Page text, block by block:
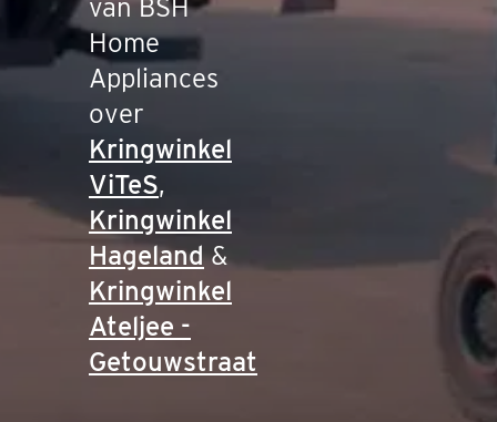
van BSH
Home
Appliances
over
Kringwinkel
ViTeS,
Kringwinkel
Hageland&
Kringwinkel
Ateljee -
Getouwstraat